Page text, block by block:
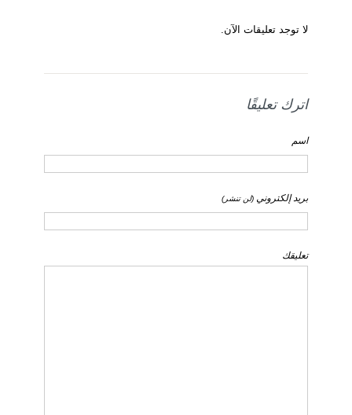
لا توجد تعليقات الآن.
اترك تعليقًا
اسم
بريد إلكتروني (لن تنشر)
تعليقك